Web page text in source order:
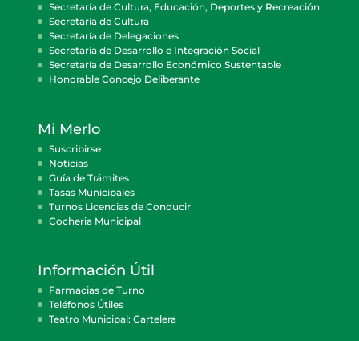
Secretaría de Cultura, Educación, Deportes y Recreación
Secretaría de Cultura
Secretaría de Delegaciones
Secretaría de Desarrollo e Integración Social
Secretaría de Desarrollo Económico Sustentable
Honorable Concejo Deliberante
Mi Merlo
Suscribirse
Noticias
Guía de Trámites
Tasas Municipales
Turnos Licencias de Conducir
Cocheria Municipal
Información Útil
Farmacias de Turno
Teléfonos Útiles
Teatro Municipal: Cartelera